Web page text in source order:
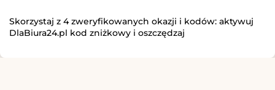
Skorzystaj z 4 zweryfikowanych okazji i kodów: aktywuj
DlaBiura24.pl kod zniżkowy i oszczędzaj